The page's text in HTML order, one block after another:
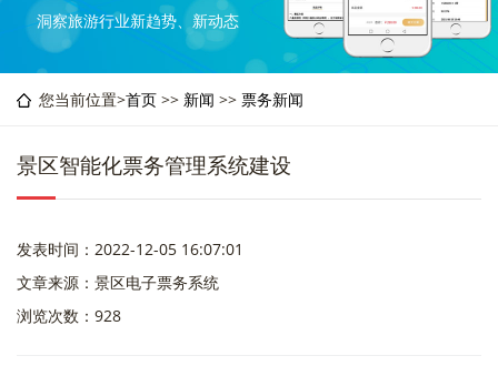
洞察旅游行业新趋势、新动态
您当前位置>首页 >> 新闻 >> 票务新闻
景区智能化票务管理系统建设
发表时间：2022-12-05 16:07:01
文章来源：景区电子票务系统
浏览次数：928